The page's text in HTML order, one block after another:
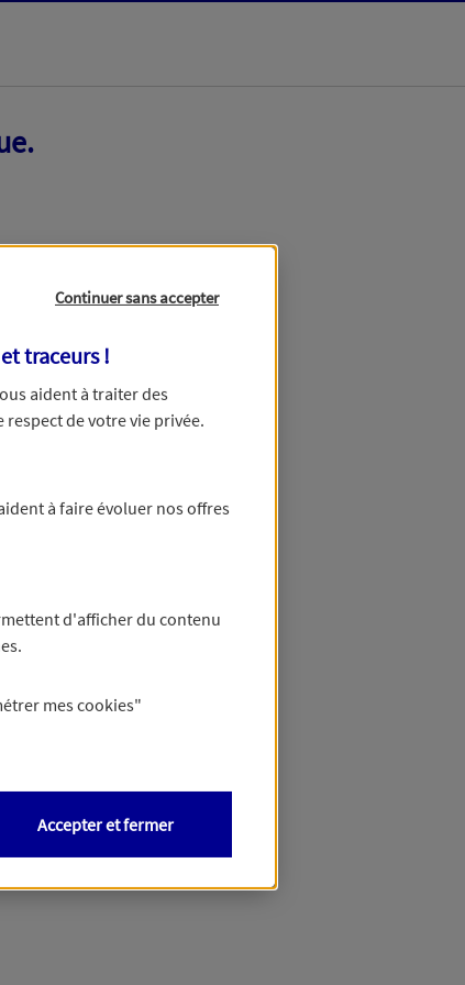
Continuer sans accepter
traceurs!
aident à traiter des
de votre vie privée.
à faire évoluer nos offres
d'afficher du contenu
mes cookies"
Accepter et fermer